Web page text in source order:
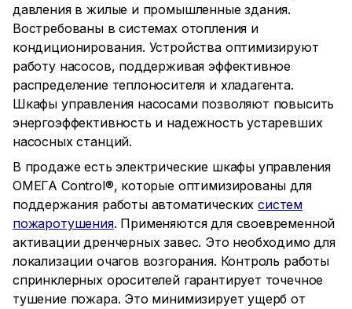
давления в жилые и промышленные здания.
Востребованы в системах отопления и
кондиционирования. Устройства оптимизируют
работу насосов, поддерживая эффективное
распределение теплоносителя и хладагента.
Шкафы управления насосами позволяют повысить
энергоэффективность и надежность устаревших
насосных станций.
В продаже есть электрические шкафы управления
ОМЕГА Control®, которые оптимизированы для
поддержания работы автоматическихсистем
пожаротушения. Применяются для своевременной
активации дренчерных завес. Это необходимо для
локализации очагов возгорания. Контроль работы
спринклерных оросителей гарантирует точечное
тушение пожара. Это минимизирует ущерб от